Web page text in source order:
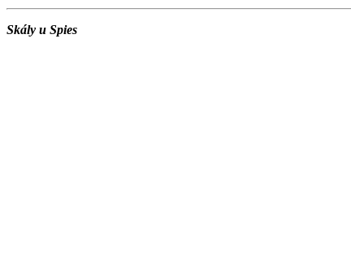
Skály u Spies